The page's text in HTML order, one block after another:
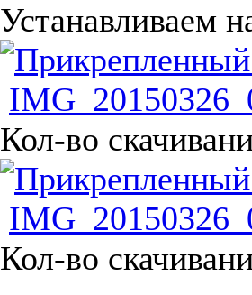
Устанавливаем
Кол-во
Кол-во